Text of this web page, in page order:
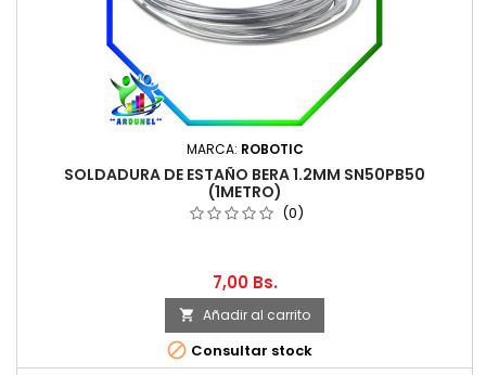
MARCA: ROBOTIC
SOLDADURA DE ESTAÑO BERA 1.2MM SN50PB50
(1METRO)
(0)
7,00 Bs.
 Añadir al carrito
 Consultar stock